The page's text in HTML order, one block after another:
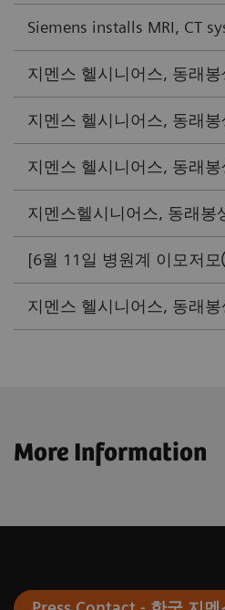
Siemens installs MRI, CT
지멘스 헬시니어스, 동래
지멘스 헬시니어스, 동래
지멘스 헬시니어스, 동래
지멘스헬시니어스, 동래봉
[6월 11일 병원계 이모저
지멘스 헬시니어스, 동래
More Information